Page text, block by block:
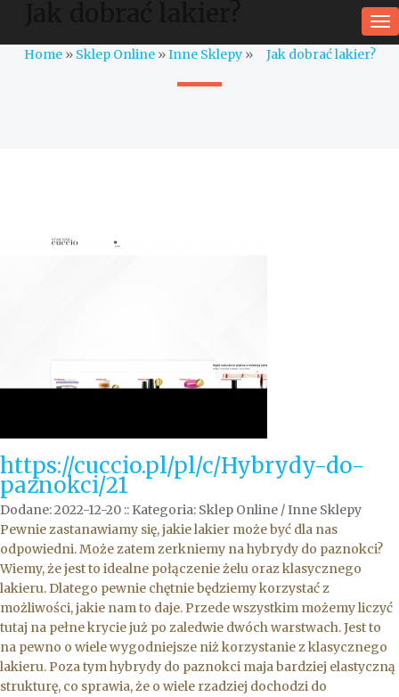
Home» Sklep Online»Inne Sklepy» Jak dobrać lakier?
https://cuccio.pl/pl/c/Hybrydy-do-
paznokci/21
Dodane: 2022-12-20 :: Kategoria: Sklep Online / Inne Sklepy
Pewnie zastanawiamy się, jakie lakier może być dla nas
odpowiedni. Może zatem zerkniemy na hybrydy do paznokci?
Wiemy, że jest to idealne połączenie żelu oraz klasycznego
lakieru. Dlatego pewnie chętnie będziemy korzystać z
możliwości, jakie nam to daje. Przede wszystkim możemy liczyć
tutaj na pełne krycie już po zaledwie dwóch warstwach. Jest to
na pewno o wiele wygodniejsze niż korzystanie z klasycznego
lakieru. Poza tym hybrydy do paznokci maja bardziej elastyczną
strukturę, co sprawia, że o wiele rzadziej dochodzi do